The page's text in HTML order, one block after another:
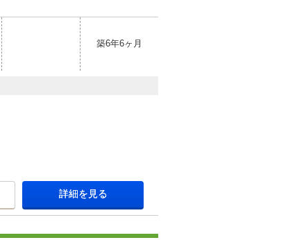
築6年6ヶ月
詳細を見る